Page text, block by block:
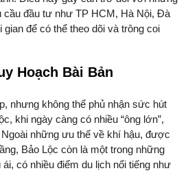
cầu đầu tư như TP HCM, Hà Nội, Đà
để có thể theo dõi và trông coi
Hoạch Bài Bản
nhưng không thể phủ nhận sức hút
khi ngày càng có nhiều “ông lớn”,
những ưu thế về khí hậu, được
Bảo Lộc còn là một trong những
có nhiều điểm du lịch nổi tiếng như